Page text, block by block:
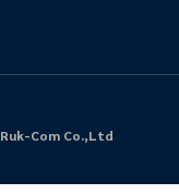
Com Co.,Ltd